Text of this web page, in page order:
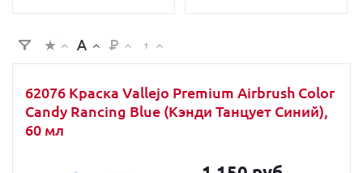
62076 Краска Vallejo Premium Airbrush Color
Candy Rancing Blue (Кэнди Танцует Синий),
60 мл